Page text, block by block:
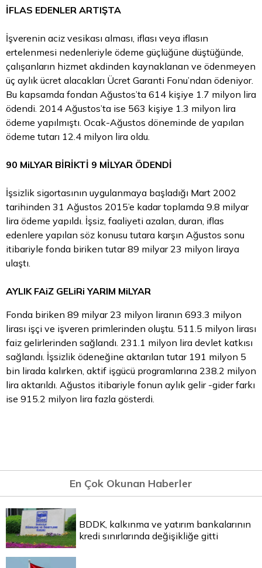
İFLAS EDENLER ARTIŞTA
İşverenin aciz vesikası alması, iflası veya iflasın
ertelenmesi nedenleriyle ödeme güçlüğüne düştüğünde,
çalışanların hizmet akdinden kaynaklanan ve ödenmeyen
üç aylık ücret alacakları Ücret Garanti Fonu’ndan ödeniyor.
Bu kapsamda fondan Ağustos’ta 614 kişiye 1.7 milyon lira
ödendi. 2014 Ağustos’ta ise 563 kişiye 1.3 milyon lira
ödeme yapılmıştı. Ocak-Ağustos döneminde de yapılan
ödeme tutarı 12.4 milyon lira oldu.
90 MiLYAR BİRİKTİ 9 MİLYAR ÖDENDİ
İşsizlik sigortasının uygulanmaya başladığı Mart 2002
tarihinden 31 Ağustos 2015’e kadar toplamda 9.8 milyar
lira ödeme yapıldı. İşsiz, faaliyeti azalan, duran, iflas
edenlere yapılan söz konusu tutara karşın Ağustos sonu
itibariyle fonda biriken tutar 89 milyar 23 milyon liraya
ulaştı.
AYLIK FAiZ GELiRi YARIM MiLYAR
Fonda biriken 89 milyar 23 milyon liranın 693.3 milyon
lirası işçi ve işveren primlerinden oluştu. 511.5 milyon lirası
faiz gelirlerinden sağlandı. 231.1 milyon lira devlet katkısı
sağlandı. İşsizlik ödeneğine aktarılan tutar 191 milyon 5
bin lirada kalırken, aktif işgücü programlarına 238.2 milyon
lira aktarıldı. Ağustos itibariyle fonun aylık gelir -gider farkı
ise 915.2 milyon lira fazla gösterdi.
En Çok Okunan Haberler
BDDK, kalkınma ve yatırım bankalarının
kredi sınırlarında değişikliğe gitti